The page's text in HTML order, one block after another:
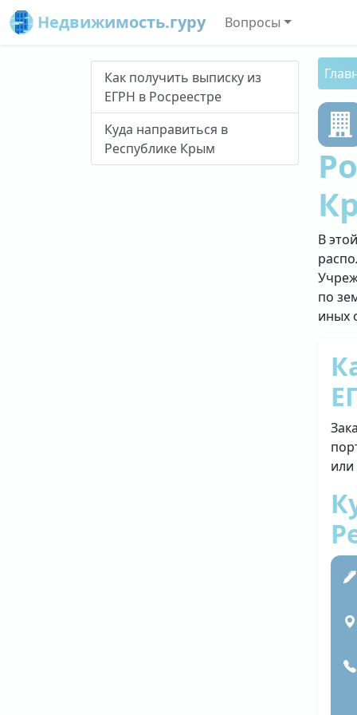
Недвижимость.гуру Вопросы
Как получить выписку из
ЕГРН в Росреестре
Куда направиться в
Республике Крым
В
по
иных